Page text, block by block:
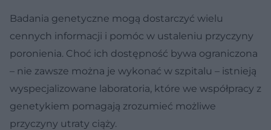
Badania genetyczne mogą dostarczyć wielu
cennych informacji i pomóc w ustaleniu przyczyny
poronienia. Choć ich dostępność bywa ograniczona
– nie zawsze można je wykonać w szpitalu – istnieją
wyspecjalizowane laboratoria, które we współpracy z
genetykiem pomagają zrozumieć możliwe
przyczyny utraty ciąży.